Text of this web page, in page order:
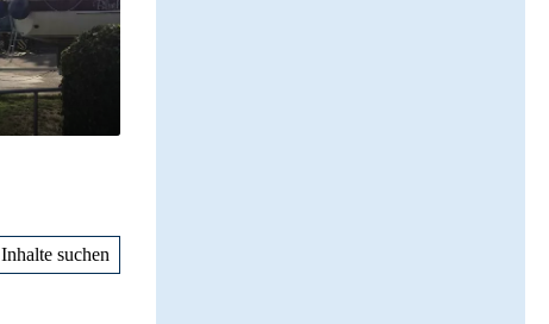
Inhalte suchen